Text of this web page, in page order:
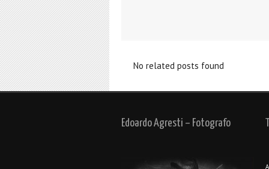
No related posts found
Edoardo Agresti – Fotografo